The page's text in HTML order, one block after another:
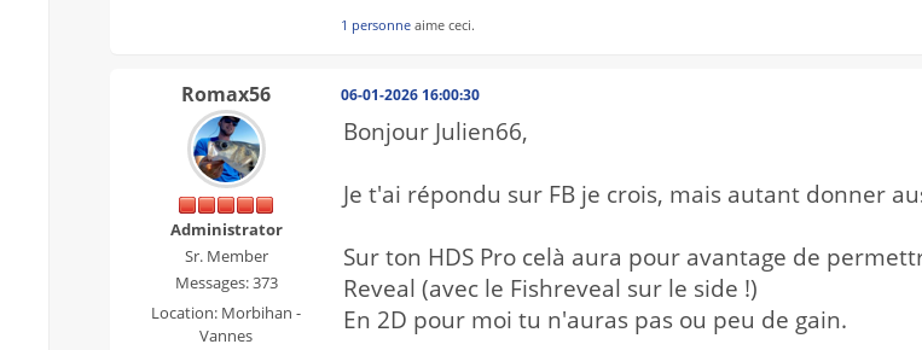
1 personne aime ceci.
Romax56
Administrator
Sr. Member
Messages: 373
Location: Morbihan -
Vannes
06-01-2026 16:00:30
Bonjour Julien66,
Je t'ai répondu sur FB je crois, mais autant donner
Sur ton HDS Pro celà aura pour avantage de
Reveal (avec le Fishreveal sur le side !)
En 2D pour moi tu n'auras pas ou peu de gain.